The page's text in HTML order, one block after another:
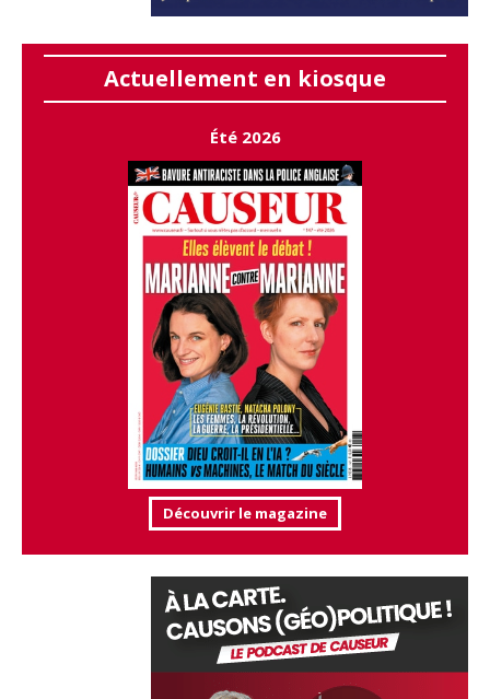
Actuellement en kiosque
Été 2026
Découvrir le magazine